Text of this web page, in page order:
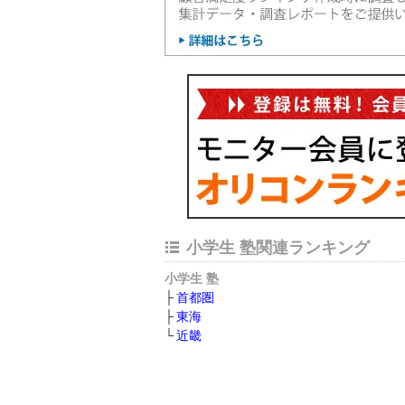
小学生 塾関連ランキング
小学生 塾
首都圏
東海
近畿